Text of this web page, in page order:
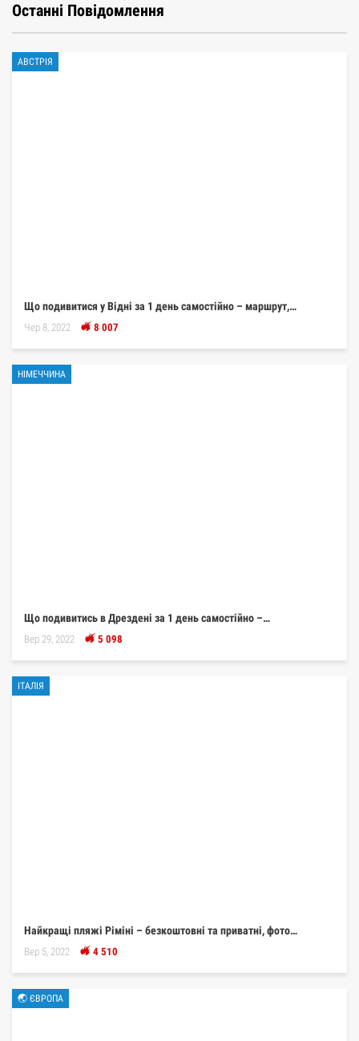
Останні Повідомлення
АВСТРІЯ
Що подивитися у Відні за 1 день самостійно – маршрут,…
Чер 8, 2022 8 007
НІМЕЧЧИНА
Що подивитись в Дрездені за 1 день самостійно –…
Вер 29, 2022 5 098
ІТАЛІЯ
Найкращі пляжі Ріміні – безкоштовні та приватні, фото…
Вер 5, 2022 4 510
🌏 ЄВРОПА